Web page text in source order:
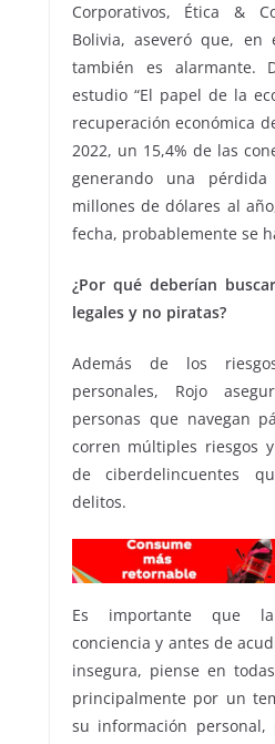
Corporativos, Ética &
Bolivia, aseveró que,
también es alarmante.
estudio “El papel de la
recuperación económica
2022, un 15,4% de las
generando una
millones de dólares al
fecha, probablemente se
¿Por qué deberían
legales y no piratas?
Además de los
personales, Rojo
personas que navegan
corren múltiples riesgos
de ciberdelincuentes
delitos.
Es importante que
conciencia y antes de
insegura, piense en
principalmente por un
su información